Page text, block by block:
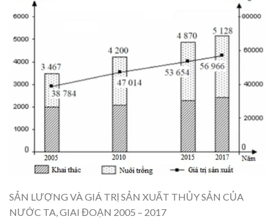
SẢN LƯỢNG VÀ GIÁ TRỊ SẢN XUẤT THỦY SẢN CỦA
NƯỚC TA, GIAI ĐOẠN 2005 – 2017